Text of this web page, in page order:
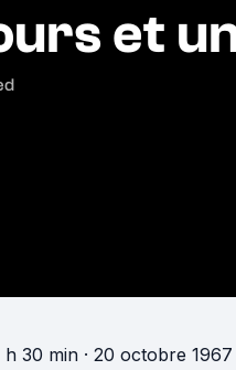
et
h 30 min · 20 octobre